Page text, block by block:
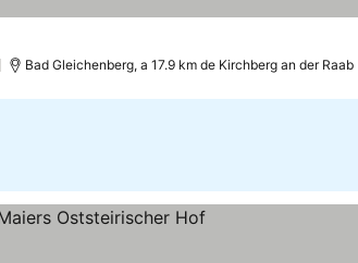
Bad Gleichenberg, a 17.9 km de Kirchberg an der Raab